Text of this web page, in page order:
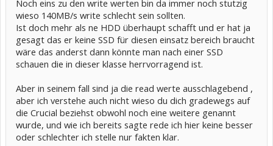
Noch eins zu den write werten bin da immer noch stutzig
wieso 140MB/s write schlecht sein sollten.
Ist doch mehr als ne HDD überhaupt schafft und er hat ja
gesagt das er keine SSD für diesen einsatz bereich braucht
wäre das anderst dann könnte man nach einer SSD
schauen die in dieser klasse herrvorragend ist.
Aber in seinem fall sind ja die read werte ausschlagebend ,
aber ich verstehe auch nicht wieso du dich gradewegs auf
die Crucial beziehst obwohl noch eine weitere genannt
wurde, und wie ich bereits sagte rede ich hier keine besser
oder schlechter ich stelle nur fakten klar.